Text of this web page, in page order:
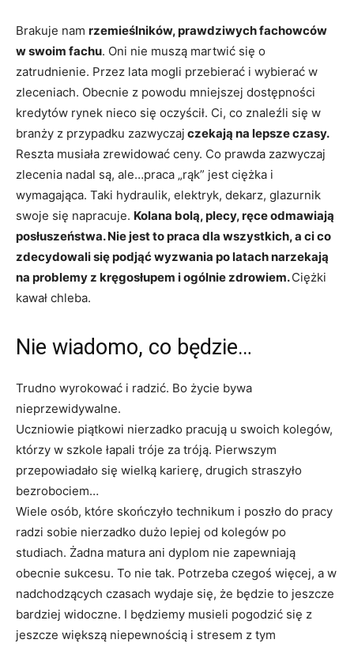
Brakuje nam rzemieślników, prawdziwych fachowców
w swoim fachu. Oni nie muszą martwić się o
zatrudnienie. Przez lata mogli przebierać i wybierać w
zleceniach. Obecnie z powodu mniejszej dostępności
kredytów rynek nieco się oczyścił. Ci, co znaleźli się w
branży z przypadku zazwyczaj czekają na lepsze czasy.
Reszta musiała zrewidować ceny. Co prawda zazwyczaj
zlecenia nadal są, ale…praca „rąk” jest ciężka i
wymagająca. Taki hydraulik, elektryk, dekarz, glazurnik
swoje się napracuje. Kolana bolą, plecy, ręce odmawiają
posłuszeństwa. Nie jest to praca dla wszystkich, a ci co
zdecydowali się podjąć wyzwania po latach narzekają
na problemy z kręgosłupem i ogólnie zdrowiem.Ciężki
kawał chleba.
Nie wiadomo, co będzie…
Trudno wyrokować i radzić. Bo życie bywa
nieprzewidywalne.
Uczniowie piątkowi nierzadko pracują u swoich kolegów,
którzy w szkole łapali tróje za tróją. Pierwszym
przepowiadało się wielką karierę, drugich straszyło
bezrobociem…
Wiele osób, które skończyło technikum i poszło do pracy
radzi sobie nierzadko dużo lepiej od kolegów po
studiach. Żadna matura ani dyplom nie zapewniają
obecnie sukcesu. To nie tak. Potrzeba czegoś więcej, a w
nadchodzących czasach wydaje się, że będzie to jeszcze
bardziej widoczne. I będziemy musieli pogodzić się z
jeszcze większą niepewnością i stresem z tym